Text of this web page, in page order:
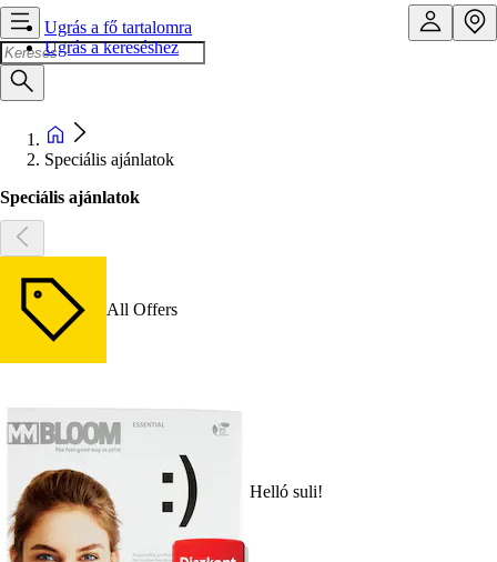
Ugrás a fő tartalomra
Ugrás a kereséshez
Speciális ajánlatok
Speciális ajánlatok
All Offers
Helló suli!